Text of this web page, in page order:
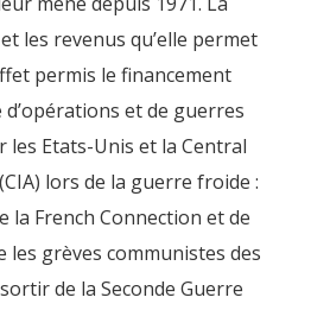
les revenus qu’elle permet
permis le financement
et de guerres
les Etats-Unis et la Central
lors de la guerre froide :
la French Connection et de
les grèves communistes des
de la Seconde Guerre